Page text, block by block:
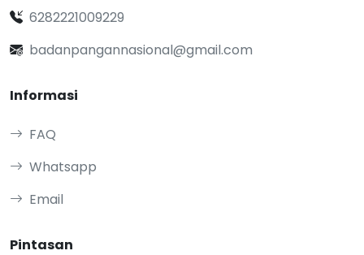
6282221009229
badanpangannasional@gmail.com
Informasi
FAQ
Whatsapp
Email
Pintasan